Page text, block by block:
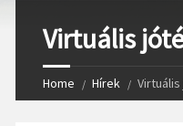
Virtuális
Home Hírek